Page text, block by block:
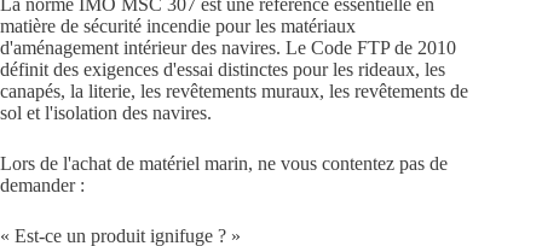
La norme IMO MSC 307 est une référence essentielle en
matière de sécurité incendie pour les matériaux
d'aménagement intérieur des navires. Le Code FTP de 2010
définit des exigences d'essai distinctes pour les rideaux, les
canapés, la literie, les revêtements muraux, les revêtements de
sol et l'isolation des navires.
Lors de l'achat de matériel marin, ne vous contentez pas de
demander :
« Est-ce un produit ignifuge ? »